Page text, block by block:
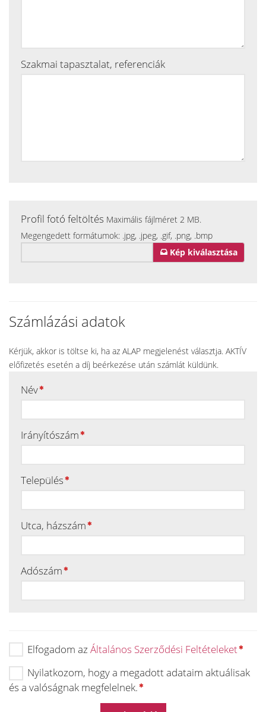
Szakmai tapasztalat, referenciák
Profil fotó feltöltés Maximális fájlméret 2 MB.
Megengedett formátumok: .jpg, .jpeg, .gif, .png, .bmp
Kép kiválasztása
Számlázási adatok
Kérjük, akkor is töltse ki, ha az ALAP megjelenést választja. AKTÍV
előfizetés esetén a díj beérkezése után számlát küldünk.
Név
Irányítószám
Település
Utca, házszám
Adószám
Elfogadom az Általános Szerződési Feltételeket
Nyilatkozom, hogy a megadott adataim aktuálisak
és a valóságnak megfelelnek.